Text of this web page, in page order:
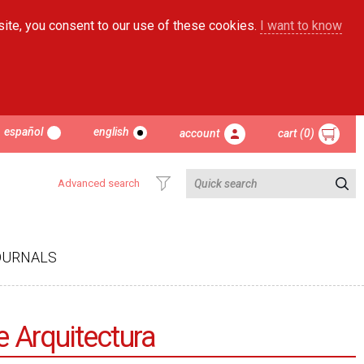
you consent to our use of these cookies. I want to know
español english account cart (0)
Advanced search
Arquitectura